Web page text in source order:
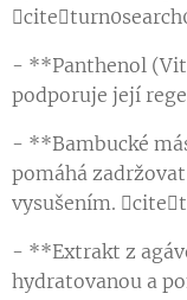
- **Panthenol
podporuje její
- **Bambucké
pomáhá
vysušením.
- **Extrakt z
hydratovanou a